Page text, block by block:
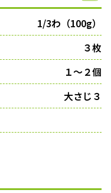
1/3わ（100g）
３枚
１〜２個
大さじ３